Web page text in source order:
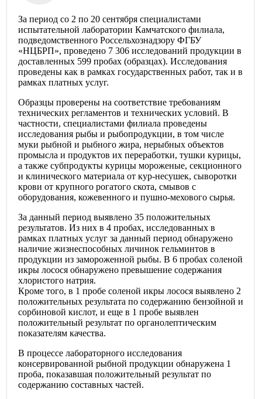
За период со 2 по 20 сентября специалистами
испытательной лаборатории Камчатского филиала,
подведомственного Россельхознадзору ФГБУ
«НЦБРП», проведено 7 306 исследований продукции в
доставленных 599 пробах (образцах). Исследования
проведены как в рамках государственных работ, так и в
рамках платных услуг.
Образцы проверены на соответствие требованиям
технических регламентов и технических условий. В
частности, специалистами филиала проведены
исследования рыбы и рыбопродукции, в том числе
муки рыбной и рыбного жира, нерыбных объектов
промысла и продуктов их переработки, тушки курицы,
а также субпродукты курицы мороженые, секционного
и клинического материала от кур-несушек, сыворотки
крови от крупного рогатого скота, смывов с
оборудования, кожевенного и пушно-мехового сырья.
За данный период выявлено 35 положительных
результатов. Из них в 4 пробах, исследованных в
рамках платных услуг за данный период обнаружено
наличие жизнеспособных личинок гельминтов в
продукции из замороженной рыбы. В 6 пробах соленой
икры лосося обнаружено превышение содержания
хлористого натрия.
Кроме того, в 1 пробе соленой икры лосося выявлено 2
положительных результата по содержанию бензойной и
сорбиновой кислот, и еще в 1 пробе выявлен
положительный результат по органолептическим
показателям качества.
В процессе лабораторного исследования
консервированной рыбной продукции обнаружена 1
проба, показавшая положительный результат по
содержанию составных частей.